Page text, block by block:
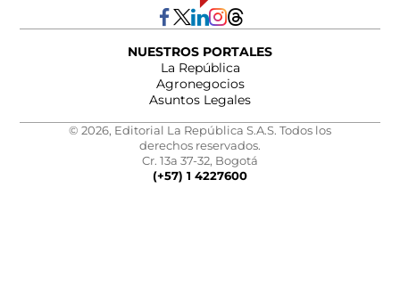
NUESTROS PORTALES
La República
Agronegocios
Asuntos Legales
© 2026, Editorial La República S.A.S. Todos los
derechos reservados.
Cr. 13a 37-32, Bogotá
(+57) 1 4227600